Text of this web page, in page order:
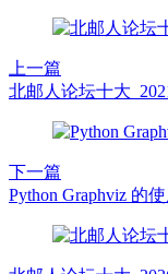
上一篇
北邮人论坛十大
下一篇
Python Graphviz 的